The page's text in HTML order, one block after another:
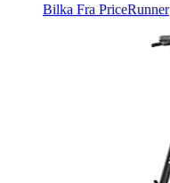
Bilka Fra PriceRunner